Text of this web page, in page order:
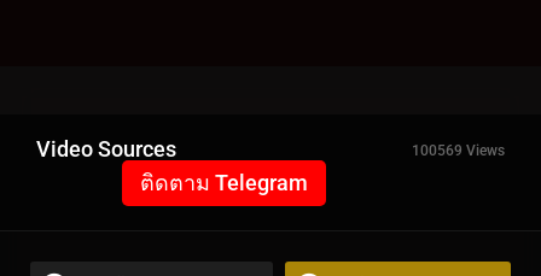
Video Sources 100569 Views
ติดตาม Telegram